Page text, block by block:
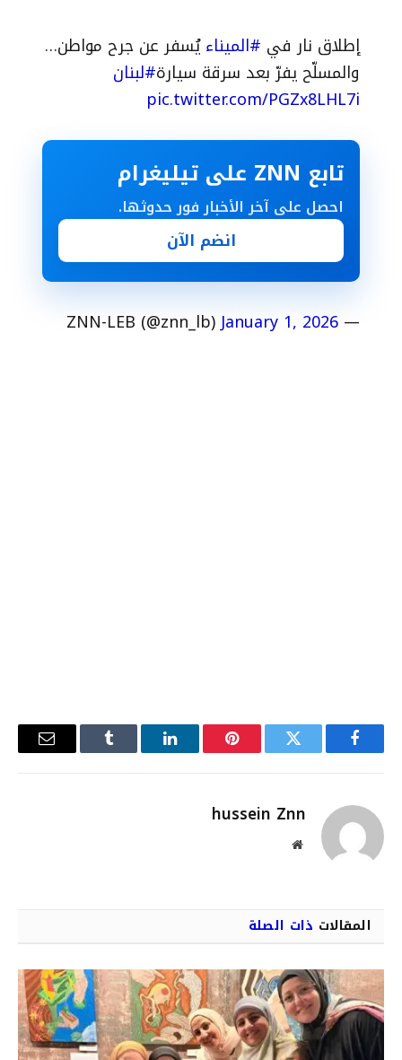
إطلاق نار في #الميناءيُسفر عن جرح مواطن…
والمسلّح يفرّ بعد سرقة سيارة#لبنان
pic.twitter.com/PGZx8LHL7i
تابع ZNN على تيليغرام
احصل على آخر الأخبار فور حدوثها.
انضم الآن
— ZNN-LEB (@znn_lb)
January 1, 2026
فيسبوك تويتر بينتيريستلينكدإن Tumblr
البريد
hussein Znn
موقع
المقالات ذات الصلة